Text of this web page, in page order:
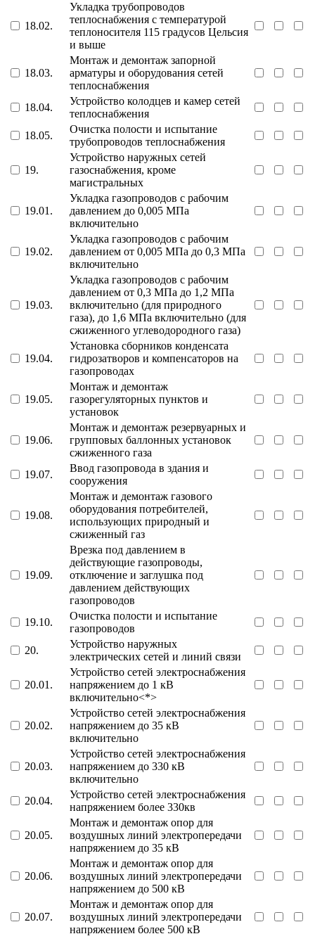
18.02.
Укладка трубопроводов
теплоснабжения с температурой
теплоносителя 115 градусов Цельсия
и выше
18.03.
Монтаж и демонтаж запорной
арматуры и оборудования сетей
теплоснабжения
18.04.
Устройство колодцев и камер сетей
теплоснабжения
18.05.
Очистка полости и испытание
трубопроводов теплоснабжения
19.
Устройство наружных сетей
газоснабжения, кроме
магистральных
19.01.
Укладка газопроводов с рабочим
давлением до 0,005 МПа
включительно
19.02.
Укладка газопроводов с рабочим
давлением от 0,005 МПа до 0,3 МПа
включительно
19.03.
Укладка газопроводов с рабочим
давлением от 0,3 МПа до 1,2 МПа
включительно (для природного
газа), до 1,6 МПа включительно (для
сжиженного углеводородного газа)
19.04.
Установка сборников конденсата
гидрозатворов и компенсаторов на
газопроводах
19.05.
Монтаж и демонтаж
газорегуляторных пунктов и
установок
19.06.
Монтаж и демонтаж резервуарных и
групповых баллонных установок
сжиженного газа
19.07.
Ввод газопровода в здания и
сооружения
19.08.
Монтаж и демонтаж газового
оборудования потребителей,
использующих природный и
сжиженный газ
19.09.
Врезка под давлением в
действующие газопроводы,
отключение и заглушка под
давлением действующих
газопроводов
19.10.
Очистка полости и испытание
газопроводов
20.
Устройство наружных
электрических сетей и линий связи
20.01.
Устройство сетей электроснабжения
напряжением до 1 кВ
включительно<*>
20.02.
Устройство сетей электроснабжения
напряжением до 35 кВ
включительно
20.03.
Устройство сетей электроснабжения
напряжением до 330 кВ
включительно
20.04.
Устройство сетей электроснабжения
напряжением более 330кв
20.05.
Монтаж и демонтаж опор для
воздушных линий электропередачи
напряжением до 35 кВ
20.06.
Монтаж и демонтаж опор для
воздушных линий электропередачи
напряжением до 500 кВ
20.07.
Монтаж и демонтаж опор для
воздушных линий электропередачи
напряжением более 500 кВ